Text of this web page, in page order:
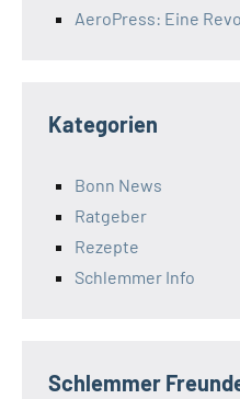
AeroPress: Eine
Kategorien
Bonn News
Ratgeber
Rezepte
Schlemmer Info
Schlemmer